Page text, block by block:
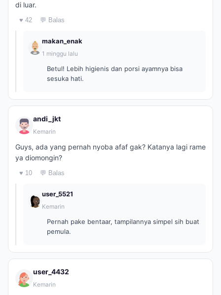
di luar.
♥ 42 💬 Balas
makan_enak
1 minggu lalu
Betul! Lebih higienis dan porsi ayamnya bisa
sesuka hati.
andi_jkt
Kemarin
Guys, ada yang pernah nyoba afaf gak? Katanya lagi rame
ya diomongin?
♥ 10 💬 Balas
user_5521
Kemarin
Pernah pake bentaar, tampilannya simpel sih buat
pemula.
user_4432
Kemarin